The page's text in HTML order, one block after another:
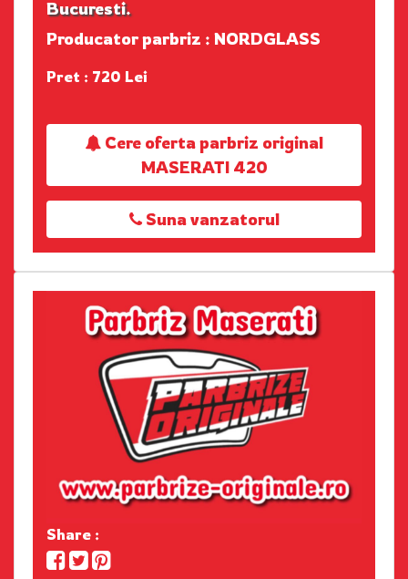
Bucuresti.
Producator parbriz : NORDGLASS
Pret : 720 Lei
Cere oferta parbriz original
MASERATI 420
Suna vanzatorul
Share :